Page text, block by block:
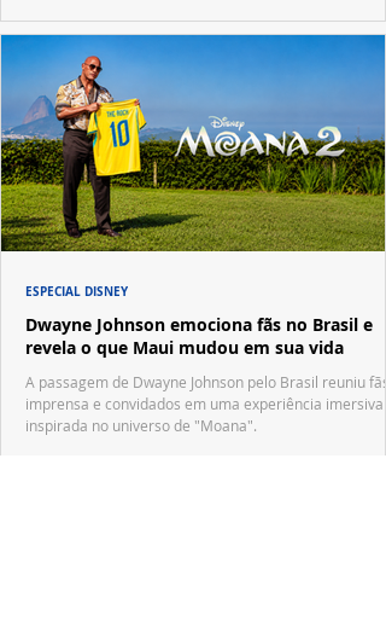
Dwayne Johnson emociona fãs no Brasil e
revela o que Maui mudou em sua vida
A passagem de Dwayne Johnson pelo Brasil reuniu fãs,
imprensa e convidados em uma experiência imersiva
inspirada no universo de "Moana".
ESPECIAL DISNEY